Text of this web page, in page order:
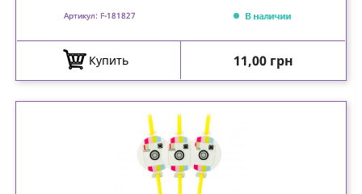
Артикул: F-181827 В наличии
Купить Цена
11,00 грн